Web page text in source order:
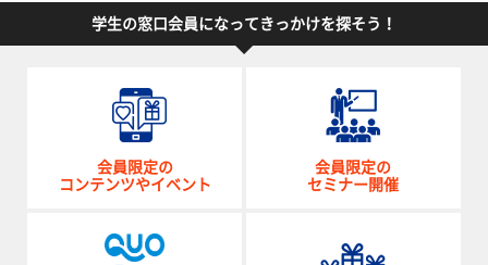
学生の窓口会員になってきっかけを探そう！
会員限定の
コンテンツやイベント
会員限定の
セミナー開催